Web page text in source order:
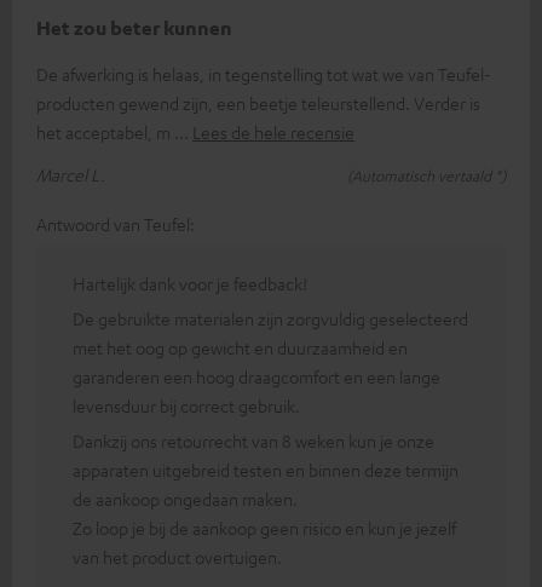
Het zou beter kunnen
De afwerking is helaas, in tegenstelling tot wat we van Teufel-
producten gewend zijn, een beetje teleurstellend. Verder is
het acceptabel, m
Lees de hele recensie
Marcel L.
(Automatisch vertaald *)
Antwoord van Teufel:
Hartelijk dank voor je feedback!
De gebruikte materialen zijn zorgvuldig geselecteerd
met het oog op gewicht en duurzaamheid en
garanderen een hoog draagcomfort en een lange
levensduur bij correct gebruik.
Dankzij ons retourrecht van 8 weken kun je onze
apparaten uitgebreid testen en binnen deze termijn
de aankoop ongedaan maken.
Zo loop je bij de aankoop geen risico en kun je jezelf
van het product overtuigen.